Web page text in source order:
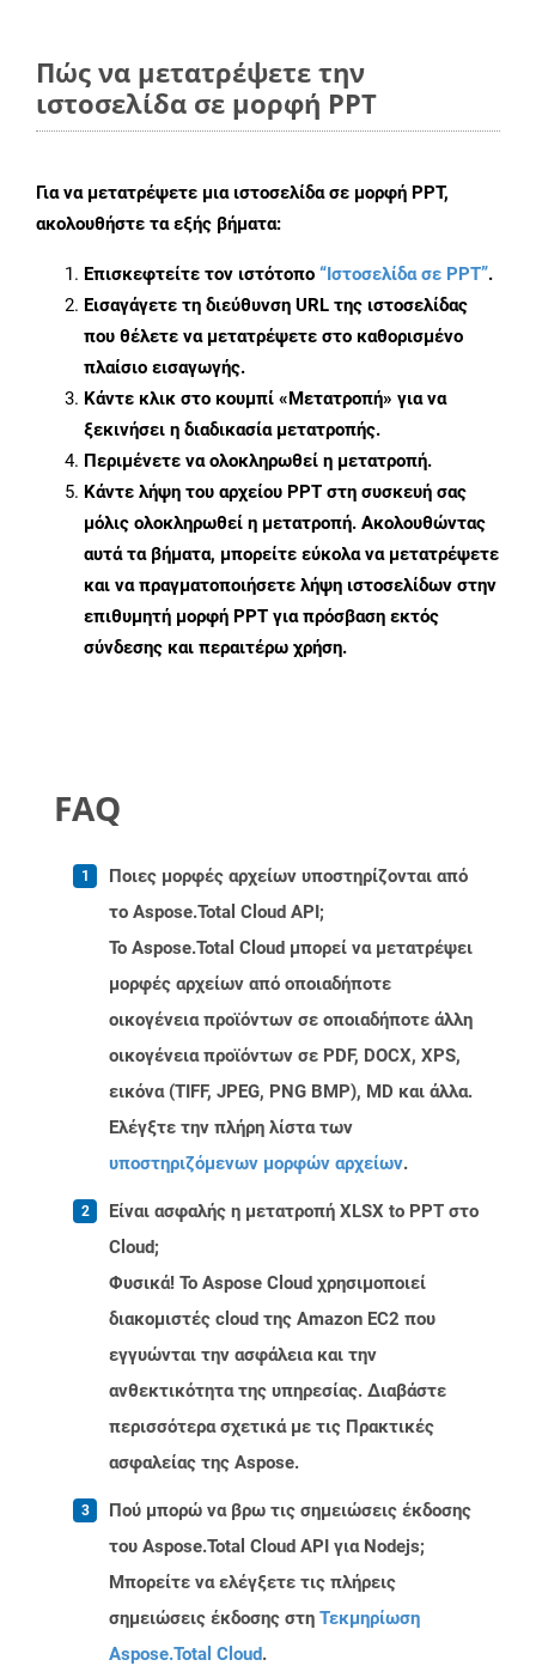
Πώς να μετατρέψετε την
ιστοσελίδα σε μορφή PPT
Για να μετατρέψετε μια ιστοσελίδα σε μορφή PPT,
ακολουθήστε τα εξής βήματα:
Επισκεφτείτε τον ιστότοπο “Ιστοσελίδα σε PPT”.
Εισαγάγετε τη διεύθυνση URL της ιστοσελίδας
που θέλετε να μετατρέψετε στο καθορισμένο
πλαίσιο εισαγωγής.
Κάντε κλικ στο κουμπί «Μετατροπή» για να
ξεκινήσει η διαδικασία μετατροπής.
Περιμένετε να ολοκληρωθεί η μετατροπή.
Κάντε λήψη του αρχείου PPT στη συσκευή σας
μόλις ολοκληρωθεί η μετατροπή. Ακολουθώντας
αυτά τα βήματα, μπορείτε εύκολα να μετατρέψετε
και να πραγματοποιήσετε λήψη ιστοσελίδων στην
επιθυμητή μορφή PPT για πρόσβαση εκτός
σύνδεσης και περαιτέρω χρήση.
FAQ
Ποιες μορφές αρχείων υποστηρίζονται από
το Aspose.Total Cloud API;
Το Aspose.Total Cloud μπορεί να μετατρέψει
μορφές αρχείων από οποιαδήποτε
οικογένεια προϊόντων σε οποιαδήποτε άλλη
οικογένεια προϊόντων σε PDF, DOCX, XPS,
εικόνα (TIFF, JPEG, PNG BMP), MD και άλλα.
Ελέγξτε την πλήρη λίστα των
υποστηριζόμενων μορφών αρχείων.
Είναι ασφαλής η μετατροπή XLSX to PPT στο
Cloud;
Φυσικά! Το Aspose Cloud χρησιμοποιεί
διακομιστές cloud της Amazon EC2 που
εγγυώνται την ασφάλεια και την
ανθεκτικότητα της υπηρεσίας. Διαβάστε
περισσότερα σχετικά με τις Πρακτικές
ασφαλείας της Aspose.
Πού μπορώ να βρω τις σημειώσεις έκδοσης
του Aspose.Total Cloud API για Nodejs;
Μπορείτε να ελέγξετε τις πλήρεις
σημειώσεις έκδοσης στη Τεκμηρίωση
Aspose.Total Cloud.